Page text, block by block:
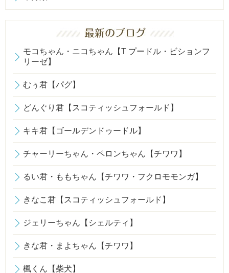
モコちゃん・ニコちゃん【T プードル・ビションフ
リーゼ】
むぅ君【パグ】
どんぐり君【スコティッシュフォールド】
キキ君【ゴールデンドゥードル】
チャーリーちゃん・ペロンちゃん【チワワ】
るい君・ももちゃん【チワワ・フクロモモンガ】
きなこ君【スコティッシュフォールド】
ジェリーちゃん【シェルティ】
きな君・まよちゃん【チワワ】
楓くん【柴犬】